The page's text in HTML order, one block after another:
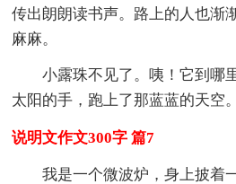
传出朗朗读书声。路上的人也渐
麻麻。
小露珠不见了。咦！它到哪
太阳的手，跑上了那蓝蓝的天空。
说明文作文300字 篇7
我是一个微波炉，身上披着